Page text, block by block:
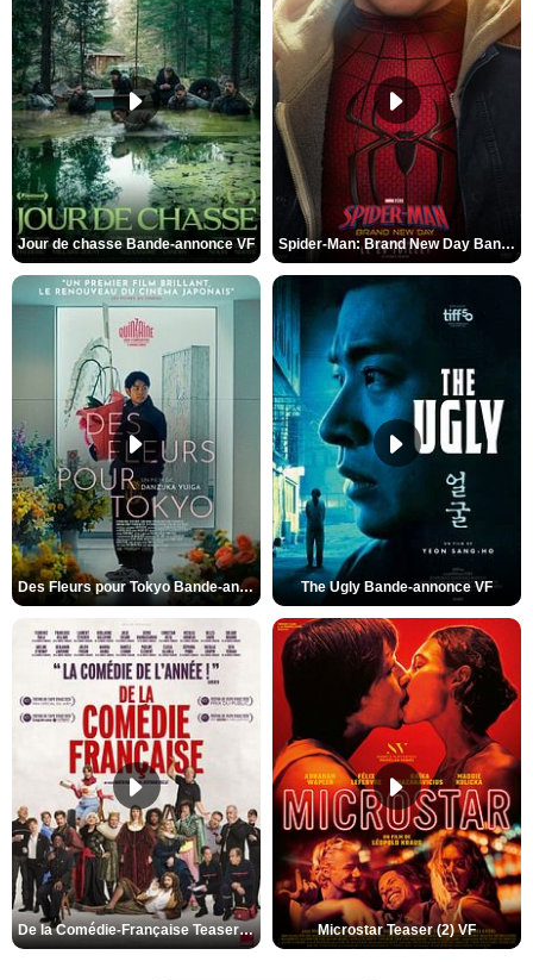
Jour de chasse Bande-annonce VF Spider-Man: Brand New Day Bande-annonce (3) VO STFR
Des Fleurs pour Tokyo Bande-annonce VO STFR The Ugly Bande-annonce VF
De la Comédie-Française Teaser (3) VF Microstar Teaser (2) VF